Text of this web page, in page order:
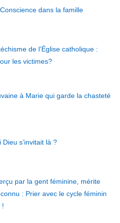
dans la famille
de l’Église catholique :
les victimes?
à Marie qui garde la chasteté
s’invitait là ?
par la gent féminine, mérite
: Prier avec le cycle féminin
!